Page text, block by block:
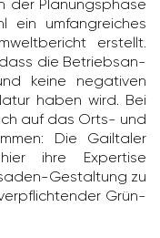
der Planungs­phase
ein umfang­rei­ches
erstellt.
die Betriebs­an­
keine nega­tiven
haben wird. Bei
auf das Orts- und
Die Gail­taler
ihre Exper­tise
Gestal­tung zu
Grün­